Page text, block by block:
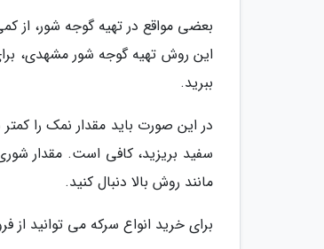
بعضی مواقع در تهیه گوجه شور، از
این روش تهیه گوجه شور مشهدی،
ببرید.
سفید بریزید، کافی است. مقدار
مانند روش بالا دنبال کنید.
برای خرید انواع سرکه می توانید